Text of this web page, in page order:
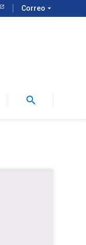
Correo arrow_drop_down
search